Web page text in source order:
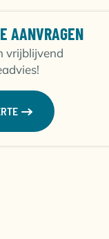
AANVRAGEN
vrijblijvend